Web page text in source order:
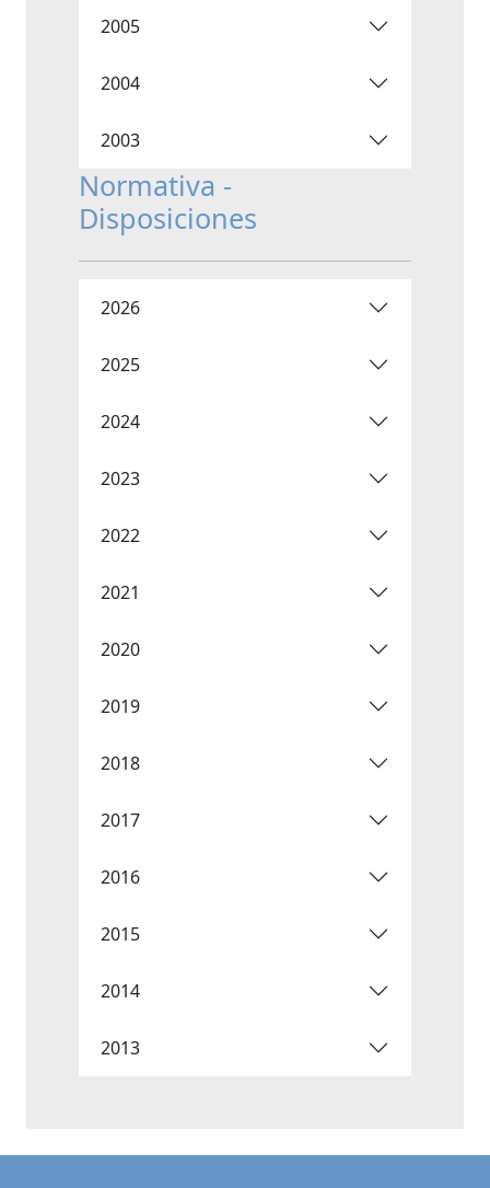
2005
2004
2003
Normativa -
Disposiciones
2026
2025
2024
2023
2022
2021
2020
2019
2018
2017
2016
2015
2014
2013